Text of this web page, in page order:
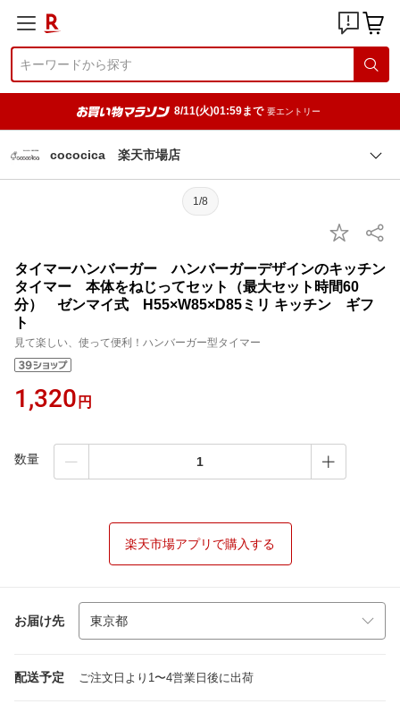
8/11(火)01:59まで 要エントリー
cococica 楽天市場店
1/8
タイマーハンバーガー ハンバーガーデザインのキッチン
タイマー 本体をねじってセット（最大セット時間60
分） ゼンマイ式 H55×W85×D85ミリ キッチン ギフ
ト
見て楽しい、使って便利！ハンバーガー型タイマー
1,320 円
数量
楽天市場アプリで購入する
お届け先
配送予定 ご注文日より1〜4営業日後に出荷